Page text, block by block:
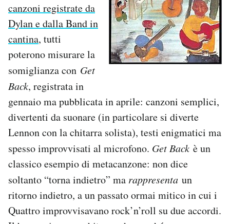
canzoni registrate da
Dylan e dalla Band in
cantina, tutti
poterono misurare la
somiglianza con Get
Back, registrata in
gennaio ma pubblicata in aprile: canzoni semplici,
divertenti da suonare (in particolare si diverte
Lennon con la chitarra solista), testi enigmatici ma
spesso improvvisati al microfono. Get Back è un
classico esempio di metacanzone: non dice
soltanto “torna indietro” ma rappresenta un
ritorno indietro, a un passato ormai mitico in cui i
Quattro improvvisavano rock’n’roll su due accordi.